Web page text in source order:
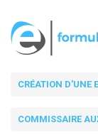
CRÉATION D'UNE
COMMISSAIRE